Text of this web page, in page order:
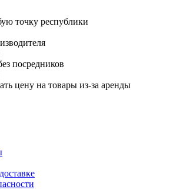
точку республики
посредников
цену на товары из-за аренды